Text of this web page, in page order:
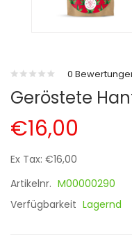
0
Geröstete
€16,00
Ex Tax: €16,00
Artikelnr. M00000290
Verfügbarkeit Lagernd